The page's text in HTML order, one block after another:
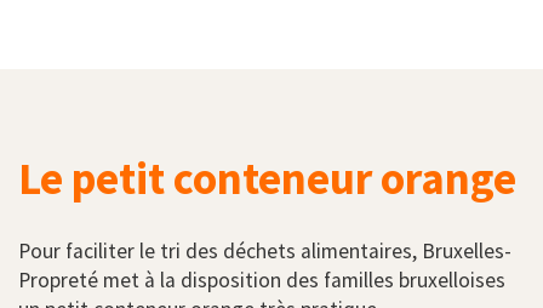
Le petit conteneur orange
Pour faciliter le tri des déchets alimentaires, Bruxelles-
Propreté met à la disposition des familles bruxelloises